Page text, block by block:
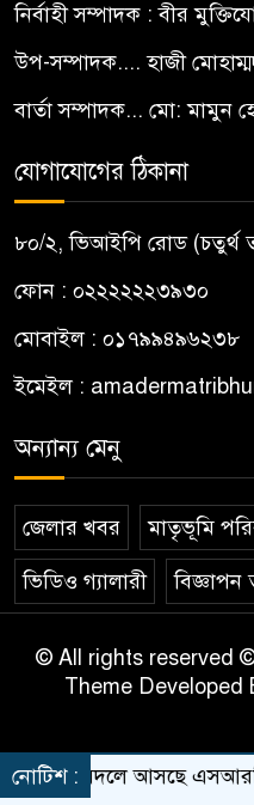
নির্বাহী সম্পাদক : বীর
উপ-সম্পাদক.... হাজী
বার্তা সম্পাদক... মো: মামুন
যোগাযোগের ঠিকানা
৮০/২, ভিআইপি রোড (চতুর্থ
ফোন : ০২২২২২২৩৯৩০
মোবাইল : ০১৭৯৯৪৯৬২৩৮
ইমেইল :
অন্যান্য মেনু
জেলার খবর মাতৃভূমি
ভিডিও গ্যালারী বিজ্ঞাপন
© All rights reserved
Theme Developed
নোটিশ :
বদলে আসছে এসআরবি